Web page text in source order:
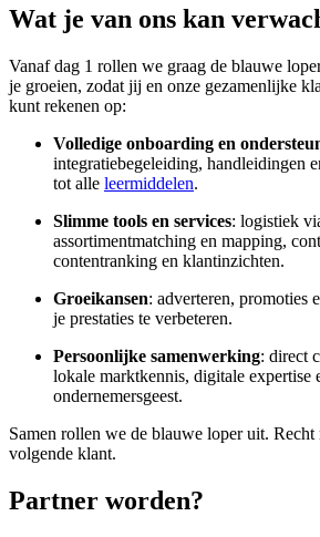
Wat je van ons kan
Vanaf dag 1 rollen we graag de blauwe
je groeien, zodat jij en onze gezamenlijke
kunt rekenen op:
Volledige onboarding en
integratiebegeleiding, handleidingen
tot alle leermiddelen.
Slimme tools en services: logistiek
assortimentmatching en mapping,
contentranking en klantinzichten.
Groeikansen: adverteren, promoties
je prestaties te verbeteren.
Persoonlijke samenwerking: direct
lokale marktkennis, digitale expertise
ondernemersgeest.
Samen rollen we de blauwe loper uit.
volgende klant.
Partner worden?